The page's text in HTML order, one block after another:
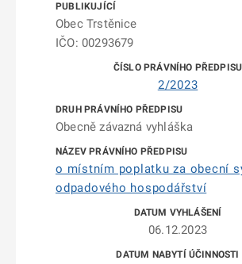
Obec Trstěnice
IČO: 00293679
2/2023
Obecně závazná vyhláška
o místním poplatku za obecní
odpadového hospodářství
06.12.2023